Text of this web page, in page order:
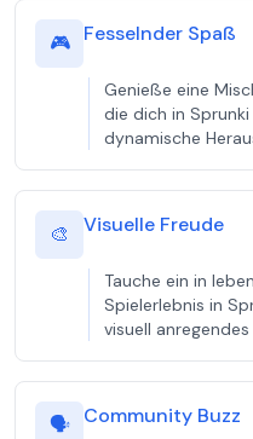
🎮 Fesselnder Spaß
Genieße eine
die dich in
dynamische
🎨 Visuelle Freude
Tauche ein in
Spielerlebnis in
visuell
🗣️ Community Buzz